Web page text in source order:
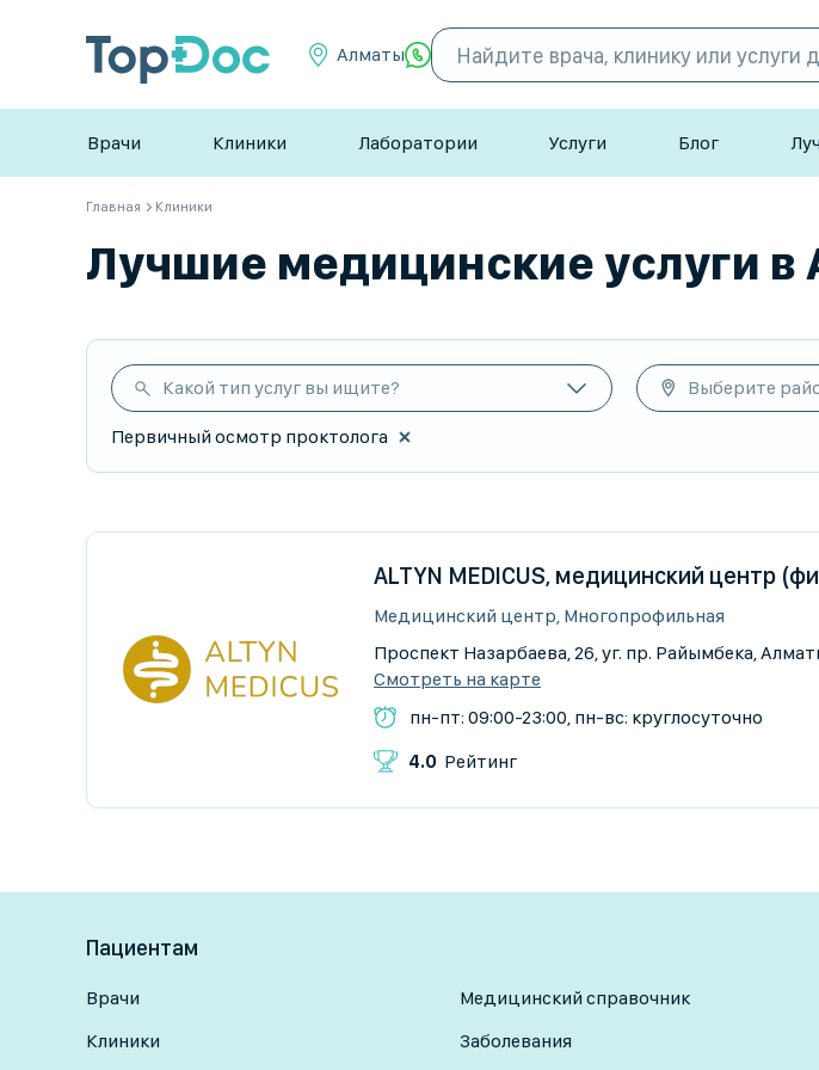
Алматы
Врачи Клиники Лаборатории Услуги Блог
Главная Клиники
Лучшие медицинские услуги в
Какой тип услуг вы ищите?
Первичный осмотр проктолога
Выберите
ALTYN MEDICUS, медицинский центр
Медицинский центр, Многопрофильная
​Проспект Назарбаева, 26, уг. пр. Райымбека,
Смотреть на карте
пн-пт: 09:00-23:00, пн-вс: круглосуточно
4.0 Рейтинг
Пациентам
Врачи
Клиники
Медицинский справочник
Заболевания